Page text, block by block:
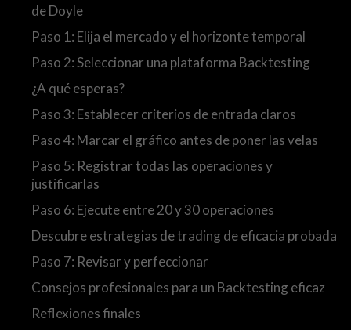
de Doyle
Paso 1: Elija el mercado y el horizonte temporal
Paso 2: Seleccionar una plataforma Backtesting
¿A qué esperas?
Paso 3: Establecer criterios de entrada claros
Paso 4: Marcar el gráfico antes de poner las velas
Paso 5: Registrar todas las operaciones y
justificarlas
Paso 6: Ejecute entre 20 y 30 operaciones
Descubre estrategias de trading de eficacia probada
Paso 7: Revisar y perfeccionar
Consejos profesionales para un Backtesting eficaz
Reflexiones finales